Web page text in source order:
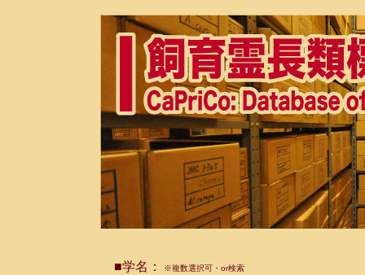
■学名： ※複数選択可・or検索